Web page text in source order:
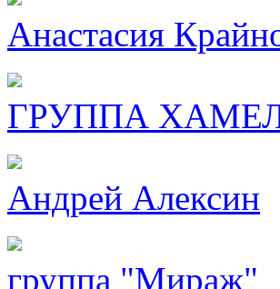
Анастасия
ГРУППА
Андрей Алексин
группа "Мираж"